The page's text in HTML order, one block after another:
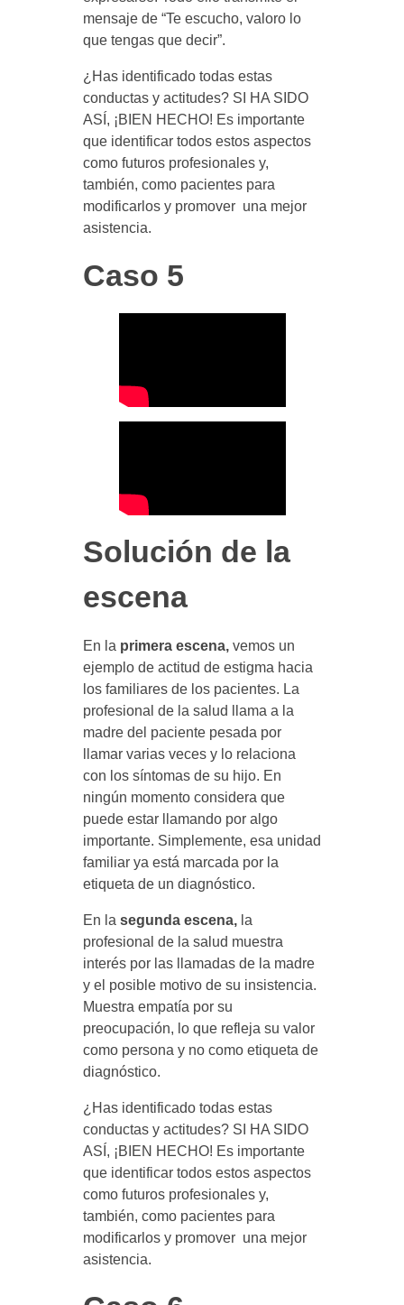
mensaje de “Te escucho, valoro lo
que tengas que decir”.
¿Has identificado todas estas
conductas y actitudes? SI HA SIDO
ASÍ, ¡BIEN HECHO! Es importante
que identificar todos estos aspectos
como futuros profesionales y,
también, como pacientes para
modificarlos y promover una mejor
asistencia.
Caso 5
Solución de la
escena
En la primera escena, vemos un
ejemplo de actitud de estigma hacia
los familiares de los pacientes. La
profesional de la salud llama a la
madre del paciente pesada por
llamar varias veces y lo relaciona
con los síntomas de su hijo. En
ningún momento considera que
puede estar llamando por algo
importante. Simplemente, esa unidad
familiar ya está marcada por la
etiqueta de un diagnóstico.
En la segunda escena,la
profesional de la salud muestra
interés por las llamadas de la madre
y el posible motivo de su insistencia.
Muestra empatía por su
preocupación, lo que refleja su valor
como persona y no como etiqueta de
diagnóstico.
¿Has identificado todas estas
conductas y actitudes? SI HA SIDO
ASÍ, ¡BIEN HECHO! Es importante
que identificar todos estos aspectos
como futuros profesionales y,
también, como pacientes para
modificarlos y promover una mejor
asistencia.